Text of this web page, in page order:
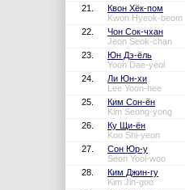
21.
Квон Хёк-пом
Kwon Hyeok-beom
22.
Чон Сок-чхан
Jeon Seok-chan
23.
Юн Дэ-ёль
Yoon Dae-yeol
24.
Ли Юн-хи
Lee Yoon-hee
25.
Ким Сон-ён
Kim Seong-yong
26.
Ку Щи-ён
Koo Shi-yeon
27.
Сон Юр-у
Seon Yool-woo
28.
Ким Джин-гу
Kim Jin-goo